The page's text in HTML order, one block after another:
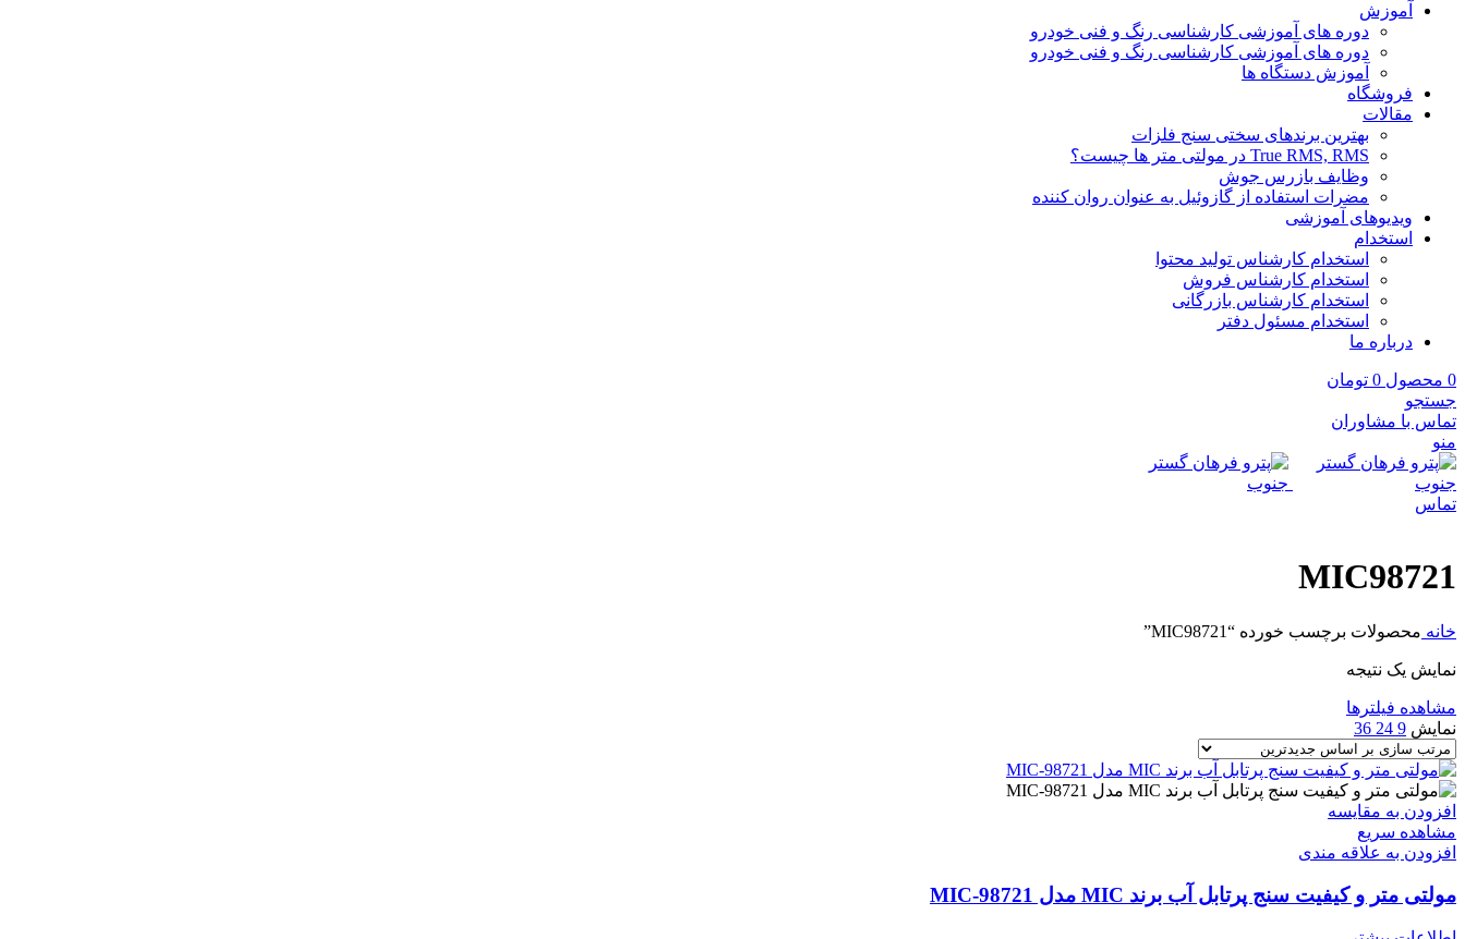
آموزش
دوره های آموزشی کارشناسی رنگ و فنی خودرو
دوره های آموزشی کارشناسی رنگ و فنی خودرو
آموزش دستگاه ها
فروشگاه
مقالات
بهترین برندهای سختی سنج فلزات
True RMS, RMS در مولتی متر ها چیست؟
وظایف بازرس جوش
مضرات استفاده از گازوئیل به عنوان روان کننده
ویدیوهای آموزشی
استخدام
استخدام کارشناس تولید محتوا
استخدام کارشناس فروش
استخدام کارشناس بازرگانی
استخدام مسئول دفتر
درباره ما
0 محصول 0 تومان
جستجو
تماس با مشاوران
منو
تماس
MIC98721
خانه محصولات برچسب خورده “MIC98721”
نمایش یک نتیجه
مشاهده فیلترها
نمایش 9
24
36
افزودن به مقایسه
مشاهده سریع
افزودن به علاقه مندی
مولتی متر و کیفیت سنج پرتابل آب برند MIC مدل MIC-98721